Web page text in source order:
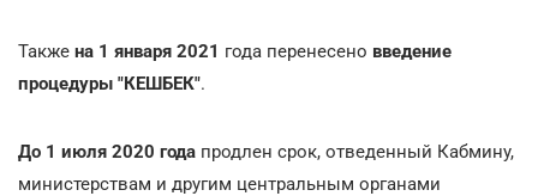
Также на 1 января 2021 года перенесено введение
процедуры "КЕШБЕК".
До 1 июля 2020 года продлен срок, отведенный Кабмину,
министерствам и другим центральным органами